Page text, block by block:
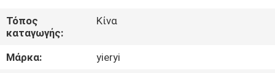
ΣΧΕΤΙΚΆ
ΜΕ
ΕΜΆΣ
Τόπος
καταγωγής:
Κίνα
Μάρκα:
yieryi